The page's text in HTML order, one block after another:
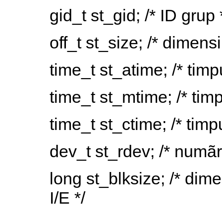
gid_t st_gid; /* ID grup
off_t st_size; /*
time_t st_atime; /*
time_t st_mtime; /*
time_t st_ctime; /*
dev_t st_rdev; /*
long st_blksize; /*
I/E */